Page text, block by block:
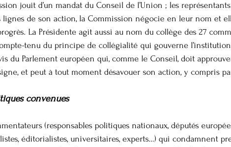
jouit d’un mandat du Conseil de l’Union ; les
lignes de son action, la Commission négocie en leur nom et
La Présidente agit aussi au nom du collège des 27
tenu du principe de collégialité qui gouverne
du Parlement européen qui, comme le Conseil, doit
et peut à tout moment désavouer son action, y compris
convenues
(responsables politiques nationaux, députés
éditorialistes, universitaires, experts…) qui condamnent